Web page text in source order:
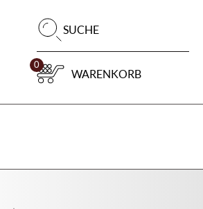
SUCHE
0
WARENKORB